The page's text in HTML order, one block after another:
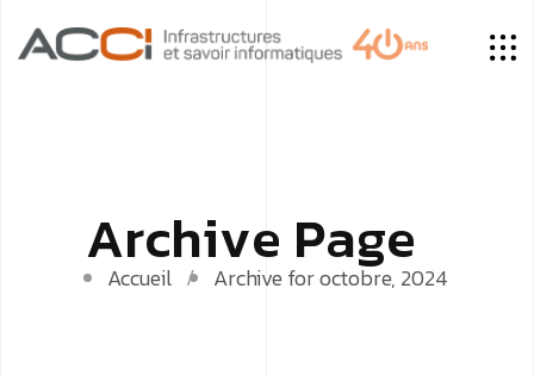
Archive Page
Accueil Archive for octobre, 2024